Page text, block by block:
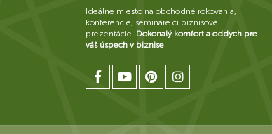
Ideálne miesto na obchodné rokovania,
konferencie, semináre či biznisové
prezentácie. Dokonalý komfort a oddych pre
váš úspech v biznise.